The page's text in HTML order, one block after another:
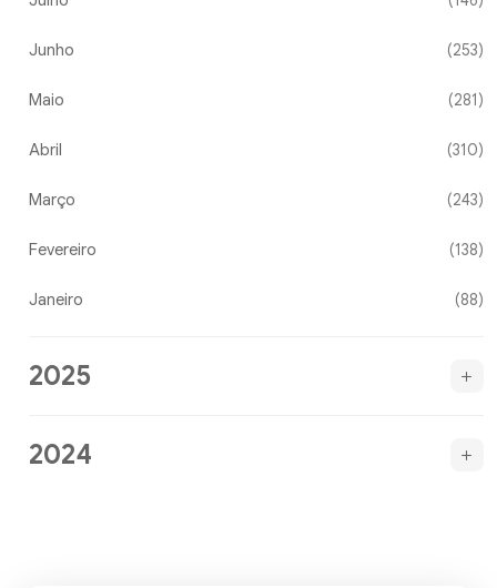
Junho (253)
Maio (281)
Abril (310)
Março (243)
Fevereiro (138)
Janeiro (88)
2025
2024